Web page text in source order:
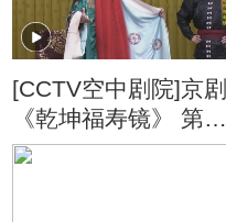
[CCTV空中剧院]京剧
《乾坤福寿镜》 第四
场